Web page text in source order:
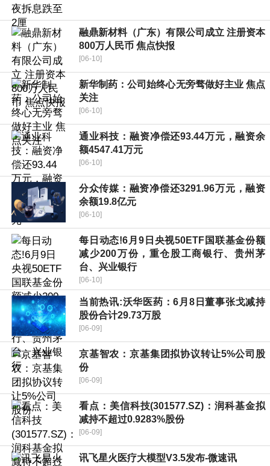
融鼎新材料（广东）有限公司成立 注册资本
800万人民币 焦点快报
[06-10]
新华制药：公司始终心无旁骛做好主业 焦点
关注
[06-10]
通业科技：融资净偿还93.44万元，融资余
额4547.41万元
[06-10]
分众传媒：融资净偿还3291.96万元，融资
余额19.8亿元
[06-10]
每日动态!6月9日央视50ETF国联基金份额
减少200万份，重仓股工商银行、贵州茅
台、兴业银行
[06-10]
当前热讯:沃华医药：6月8日董事张戈减持
股份合计29.73万股
[06-09]
京基智农：京基集团拟协议转让5%公司股
份
[06-09]
看点：美信科技(301577.SZ)：润科基金拟
减持不超过0.9283%股份
[06-09]
讯飞星火医疗大模型V3.5发布-微速讯